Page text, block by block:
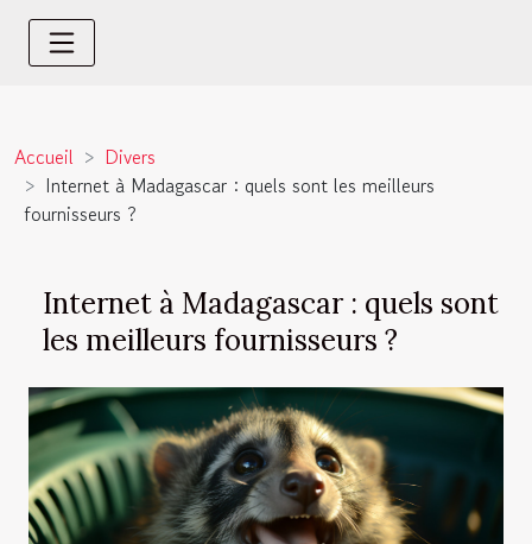
Accueil
Divers
Internet à Madagascar : quels sont les meilleurs
fournisseurs ?
Internet à Madagascar : quels sont
les meilleurs fournisseurs ?